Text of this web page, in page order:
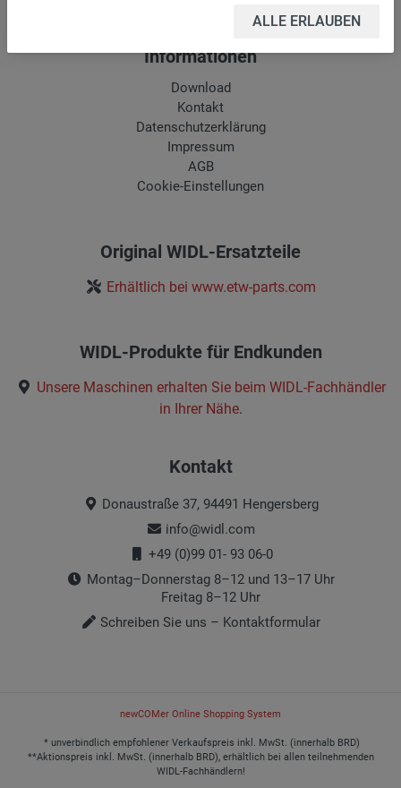
Informationen
Download
Kontakt
Datenschutzerklärung
Impressum
AGB
Cookie-Einstellungen
Original WIDL-Ersatzteile
Erhältlich bei www.etw-parts.com
WIDL-Produkte für Endkunden
Unsere Maschinen erhalten Sie beim WIDL-Fachhändler
in Ihrer Nähe.
Kontakt
Donaustraße 37, 94491 Hengersberg
info@widl.com
+49 (0)99 01- 93 06-0
Montag–Donnerstag 8–12 und 13–17 Uhr
Freitag 8–12 Uhr
Schreiben Sie uns – Kontaktformular
newCOMer Online Shopping System
* unverbindlich empfohlener Verkaufspreis inkl. MwSt. (innerhalb BRD)
**Aktionspreis inkl. MwSt. (innerhalb BRD), erhältlich bei allen teilnehmenden
WIDL-Fachhändlern!
ALLE ERLAUBEN